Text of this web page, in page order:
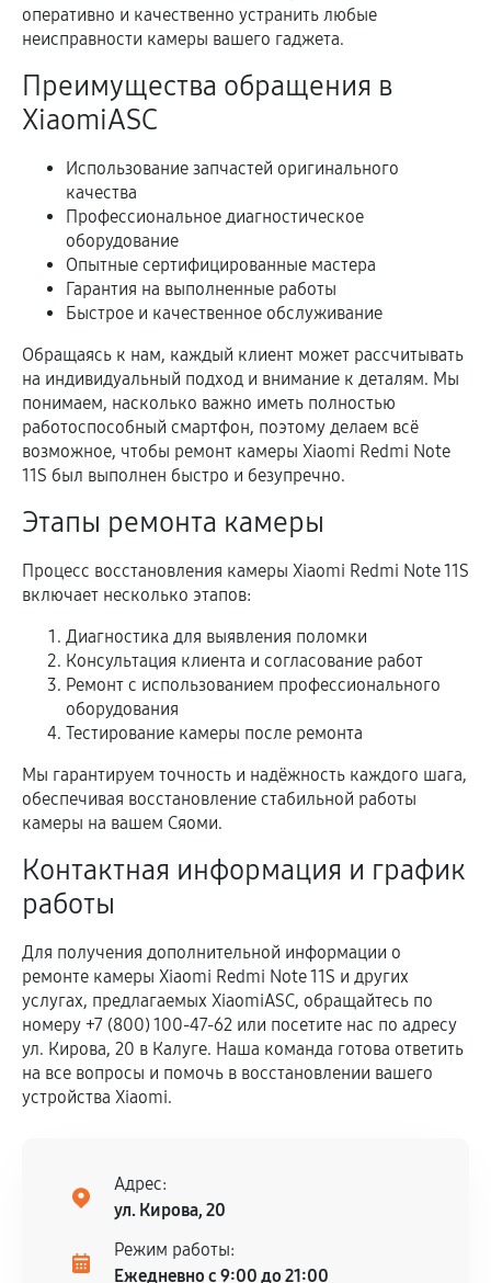
оперативно и качественно устранить любые
неисправности камеры вашего гаджета.
Преимущества обращения в
XiaomiASC
Использование запчастей оригинального
качества
Профессиональное диагностическое
оборудование
Опытные сертифицированные мастера
Гарантия на выполненные работы
Быстрое и качественное обслуживание
Обращаясь к нам, каждый клиент может рассчитывать
на индивидуальный подход и внимание к деталям. Мы
понимаем, насколько важно иметь полностью
работоспособный смартфон, поэтому делаем всё
возможное, чтобы ремонт камеры Xiaomi Redmi Note
11S был выполнен быстро и безупречно.
Этапы ремонта камеры
Процесс восстановления камеры Xiaomi Redmi Note 11S
включает несколько этапов:
Диагностика для выявления поломки
Консультация клиента и согласование работ
Ремонт с использованием профессионального
оборудования
Тестирование камеры после ремонта
Мы гарантируем точность и надёжность каждого шага,
обеспечивая восстановление стабильной работы
камеры на вашем Сяоми.
Контактная информация и график
работы
Для получения дополнительной информации о
ремонте камеры Xiaomi Redmi Note 11S и других
услугах, предлагаемых XiaomiASC, обращайтесь по
номеру +7 (800) 100-47-62 или посетите нас по адресу
ул. Кирова, 20 в Калуге. Наша команда готова ответить
на все вопросы и помочь в восстановлении вашего
устройства Xiaomi.
Адрес:
ул. Кирова, 20
Режим работы:
Ежедневно с 9:00 до 21:00